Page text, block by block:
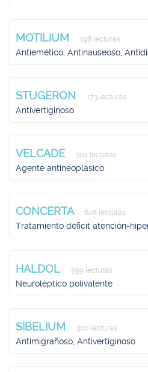
MOTILIUM 198 lecturas
Antiemético, Antinauseoso,
STUGERON 173 lecturas
Antivertiginoso
VELCADE 304 lecturas
Agente antineoplásico
CONCERTA 646 lecturas
Tratamiento déficit atención-
HALDOL 599 lecturas
Neuroléptico polivalente
SIBELIUM 300 lecturas
Antimigrañoso, Antivertiginoso